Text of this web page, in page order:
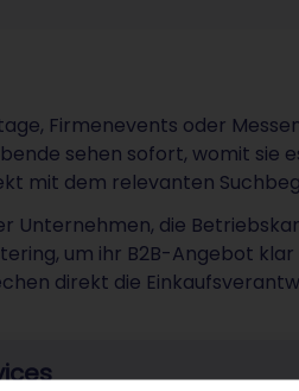
Firmenevents oder
sehen sofort, womit sie
mit dem relevanten
die
um ihr B2B-Angebot klar
direkt die